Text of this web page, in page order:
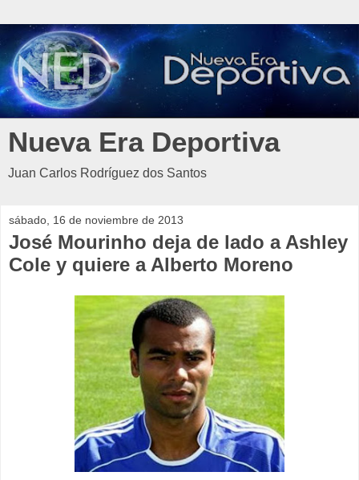
Nueva Era Deportiva
Juan Carlos Rodríguez dos Santos
sábado, 16 de noviembre de 2013
José Mourinho deja de lado a Ashley
Cole y quiere a Alberto Moreno